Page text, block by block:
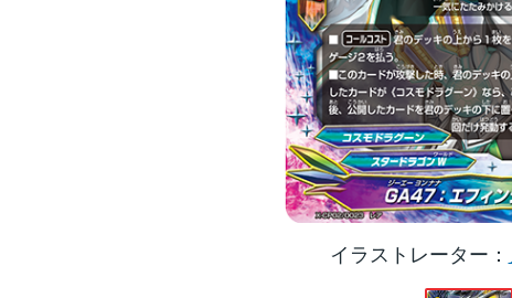
イラストレーター